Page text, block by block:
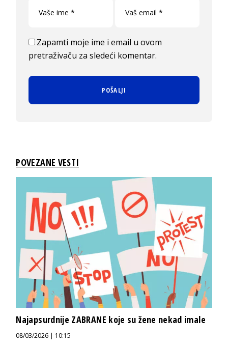
Zapamti moje ime i email u ovom
pretraživaču za sledeći komentar.
POVEZANE VESTI
Najapsurdnije ZABRANE koje su žene nekad imale
08/03/2026 | 10:15